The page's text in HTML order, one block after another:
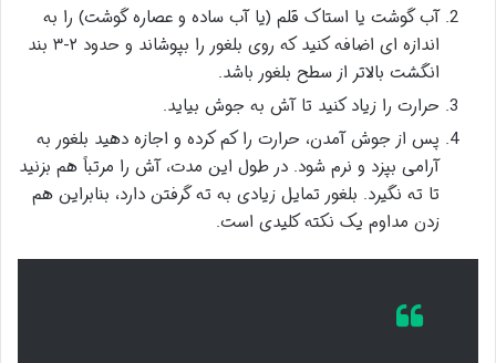
آب گوشت یا استاک قلم (یا آب ساده و عصاره گوشت) را به
اندازه ای اضافه کنید که روی بلغور را بپوشاند و حدود ۲-۳ بند
انگشت بالاتر از سطح بلغور باشد.
حرارت را زیاد کنید تا آش به جوش بیاید.
پس از جوش آمدن، حرارت را کم کرده و اجازه دهید بلغور به
آرامی بپزد و نرم شود. در طول این مدت، آش را مرتباً هم بزنید
تا ته نگیرد. بلغور تمایل زیادی به ته گرفتن دارد، بنابراین هم
زدن مداوم یک نکته کلیدی است.